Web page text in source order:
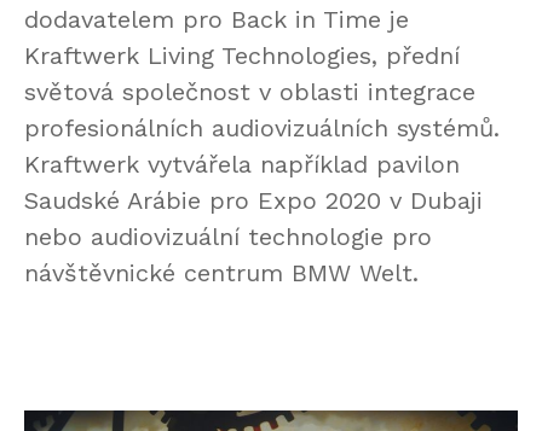
dodavatelem pro Back in Time je
Kraftwerk Living Technologies, přední
světová společnost v oblasti integrace
profesionálních audiovizuálních systémů.
Kraftwerk vytvářela například pavilon
Saudské Arábie pro Expo 2020 v Dubaji
nebo audiovizuální technologie pro
návštěvnické centrum BMW Welt.